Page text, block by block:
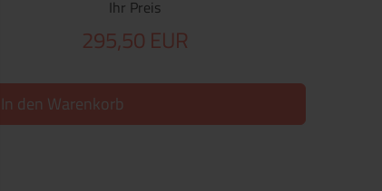
Ihr Preis
295,50 EUR
In den Warenkorb